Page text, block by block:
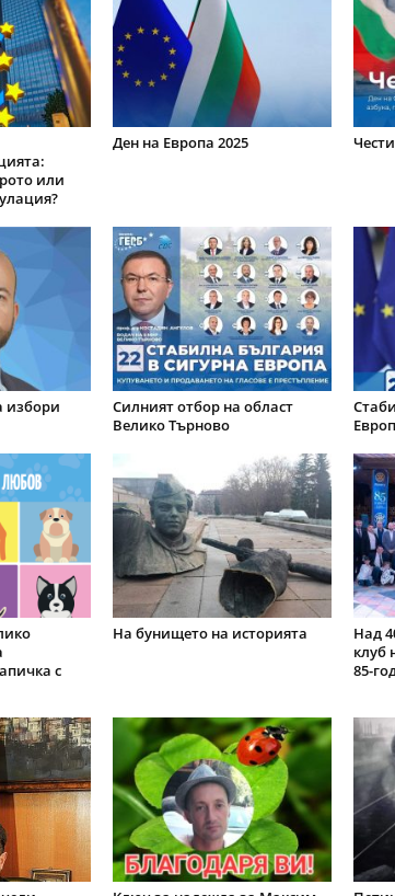
или
Ден на Европа 2025
избори
Силният отбор на област
Велико Търново
с
На бунището на историята
Над
клуб
85-